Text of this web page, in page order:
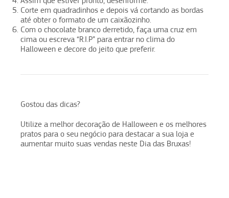
Corte em quadradinhos e depois vá cortando as bordas
até obter o formato de um caixãozinho.
Com o chocolate branco derretido, faça uma cruz em
cima ou escreva “R.I.P” para entrar no clima do
Halloween e decore do jeito que preferir.
Gostou das dicas?
Utilize a melhor decoração de Halloween e os melhores
pratos para o seu negócio para destacar a sua loja e
aumentar muito suas vendas neste Dia das Bruxas!